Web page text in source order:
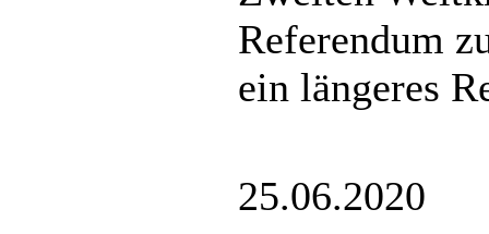
Referendum
ein längeres
25.06.2020